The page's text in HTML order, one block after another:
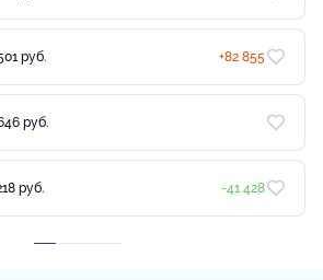
руб. +82 855
руб.
руб. -41 428